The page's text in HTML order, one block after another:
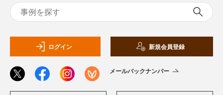
ログイン 新規会員登録
メールバックナンバー